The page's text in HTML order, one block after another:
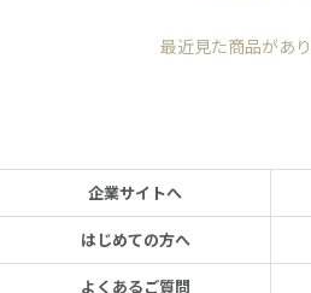
最近見た商品があり
企業サイトへ
はじめての方へ
よくあるご質問